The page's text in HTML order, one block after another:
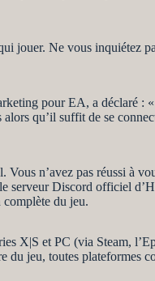
jouer. Ne vous inquiétez
pour EA, a déclaré
qu’il suffit de se
n’avez pas réussi à
serveur Discord officiel
du jeu.
X|S et PC (via Steam,
du jeu, toutes plateformes